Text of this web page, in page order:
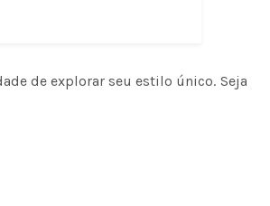
de explorar seu estilo único. Seja